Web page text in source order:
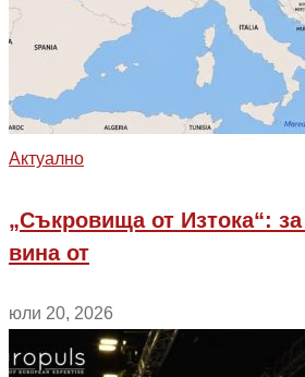
Aктуално
„Съкровища от Изтока“:
вина от
юли 20, 2026